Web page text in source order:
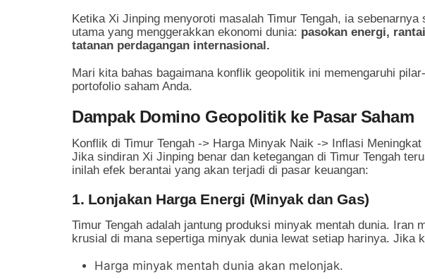
Ketika Xi Jinping menyoroti masalah Timur Tengah, ia
utama yang menggerakkan ekonomi dunia: pasokan energi,
tatanan perdagangan internasional.
Mari kita bahas bagaimana konflik geopolitik ini memengaruhi
portofolio saham Anda.
Dampak Domino Geopolitik ke Pasar Saham
Jika sindiran Xi Jinping benar dan ketegangan di Timur Tengah
inilah efek berantai yang akan terjadi di pasar keuangan:
1. Lonjakan Harga Energi (Minyak dan Gas)
Timur Tengah adalah jantung produksi minyak mentah dunia. Iran
krusial di mana sepertiga minyak dunia lewat setiap harinya. Jika
Harga minyak mentah dunia akan melonjak.